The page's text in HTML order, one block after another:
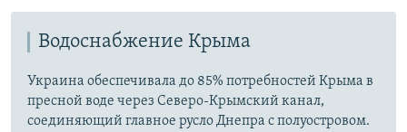
Водоснабжение Крыма
Украина обеспечивала до 85% потребностей Крыма в
пресной воде через Северо-Крымский канал,
соединяющий главное русло Днепра с полуостровом.